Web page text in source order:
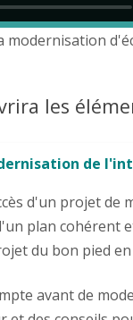
modernisation
& Elegant
les
de
d'un projet de
plan cohérent
du bon pied
avant de